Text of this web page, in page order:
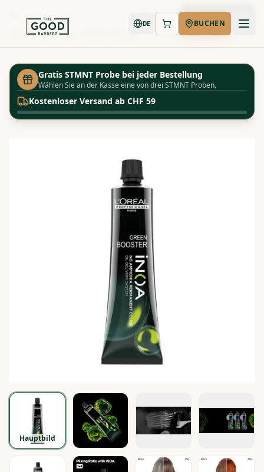
Jetzt buchen
DE BUCHEN
Startseite
Shop Inoa - Green Booster
Gratis STMNT Probe bei jeder Bestellung
Wählen Sie an der Kasse eine von drei STMNT Proben.
Kostenloser Versand ab CHF 59
Hauptbild